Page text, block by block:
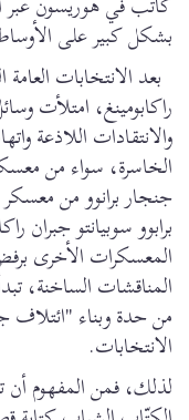
بشكل كبير على
بعد الانتخابات العامة
راكابومينغ، امتلأت
والانتقادات اللاذعة
الخاسرة، سواء من
جنجار برانوو من
برابوو سوبيانتو جبران
المعسكرات الأخرى
المناقشات الساخنة،
من حدة وبناء
الانتخابات.
لذلك، فمن المفهوم